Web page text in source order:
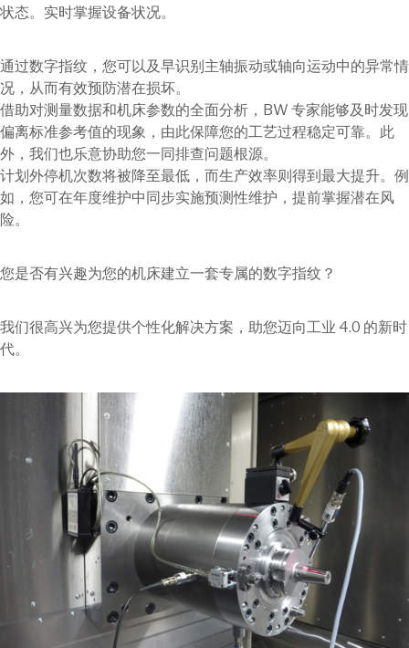
状态。实时掌握设备状况。
通过数字指纹，您可以及早识别主轴振动或轴向运动中的异常情
况，从而有效预防潜在损坏。
借助对测量数据和机床参数的全面分析，BW 专家能够及时发现
偏离标准参考值的现象，由此保障您的工艺过程稳定可靠。此
外，我们也乐意协助您一同排查问题根源。
计划外停机次数将被降至最低，而生产效率则得到最大提升。例
如，您可在年度维护中同步实施预测性维护，提前掌握潜在风
险。
您是否有兴趣为您的机床建立一套专属的数字指纹？
我们很高兴为您提供个性化解决方案，助您迈向工业 4.0 的新时
代。